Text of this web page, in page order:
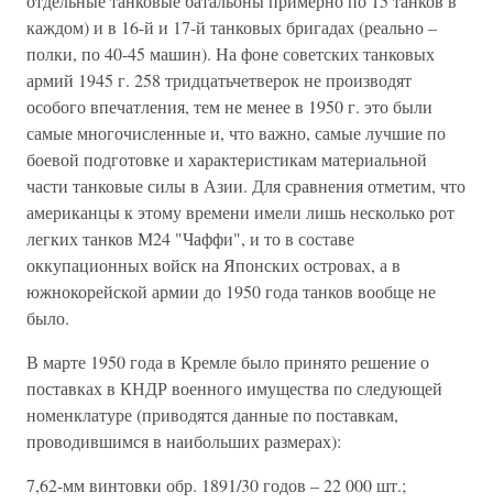
каждом) и в 16-й и 17-й танковых бригадах (реально –
полки, по 40-45 машин). На фоне советских танковых
армий 1945 г. 258 тридцатьчетверок не производят
особого впечатления, тем не менее в 1950 г. это были
самые многочисленные и, что важно, самые лучшие по
боевой подготовке и характеристикам материальной
части танковые силы в Азии. Для сравнения отметим, что
американцы к этому времени имели лишь несколько рот
легких танков М24 "Чаффи", и то в составе
оккупационных войск на Японских островах, а в
южнокорейской армии до 1950 года танков вообще не
было.
В марте 1950 года в Кремле было принято решение о
поставках в КНДР военного имущества по следующей
номенклатуре (приводятся данные по поставкам,
проводившимся в наибольших размерах):
7,62-мм винтовки обр. 1891/30 годов – 22 000 шт.;